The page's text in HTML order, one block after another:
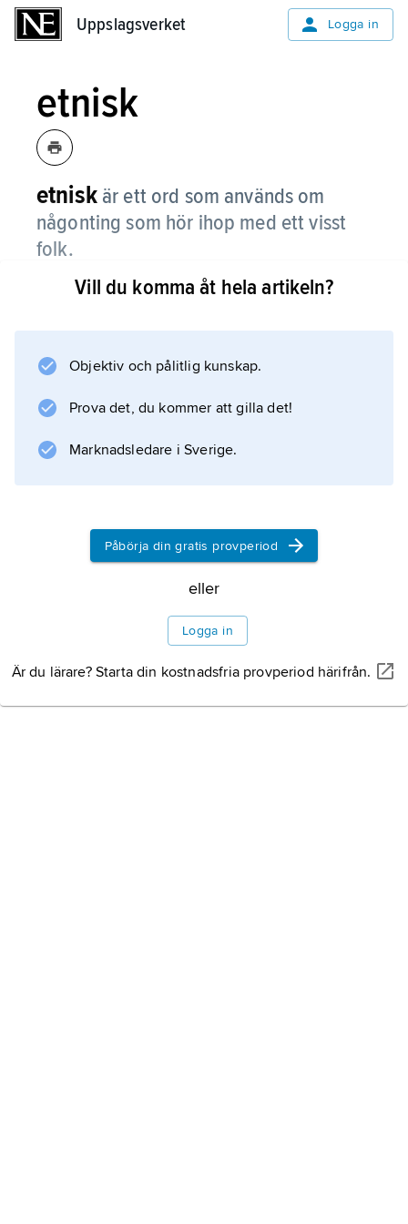
Uppslagsverket Logga in
etnisk
etnisk är ett ord som används om
någonting som hör ihop med ett visst
folk.
etnisk majoritet. Ett exempel är samerna i
Etnisk diskriminering
är när en människa behandlas sämre på
grund av att han eller hon tillhör en etnisk
Vill du komma åt hela artikeln?
Objektiv och pålitlig kunskap.
Prova det, du kommer att gilla det!
Marknadsledare i Sverige.
Påbörja din gratis provperiod
eller
Logga in
Är du lärare? Starta din kostnadsfria provperiod härifrån.